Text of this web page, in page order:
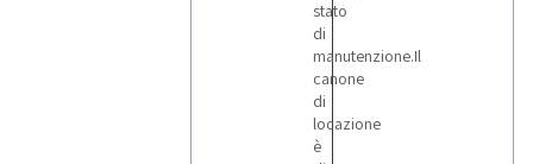
stato
di
manutenzione.Il
canone
di
locazione
è